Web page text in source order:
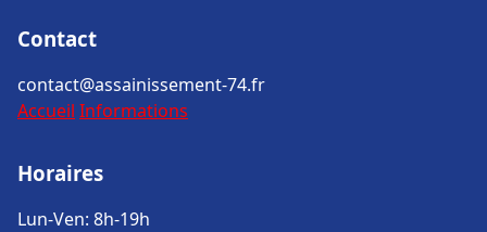
Contact
contact@assainissement-74.fr
Accueil Informations
Horaires
Lun-Ven: 8h-19h